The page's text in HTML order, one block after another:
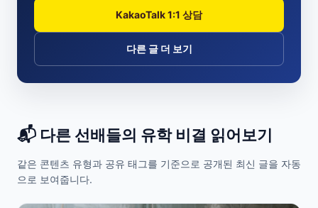
KakaoTalk 1:1 상담
다른 글 더 보기
📬 다른 선배들의 유학 비결 읽어보기
같은 콘텐츠 유형과 공유 태그를 기준으로 공개된 최신 글을 자동
으로 보여줍니다.